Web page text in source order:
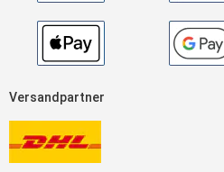
Versandpartner